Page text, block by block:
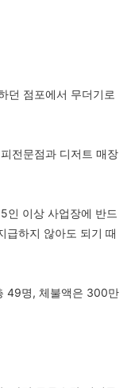
던 점포에서 무더기로
전문점과 디저트 매장
인 이상 사업장에 반드
급하지 않아도 되기 때
49명, 체불액은 300만